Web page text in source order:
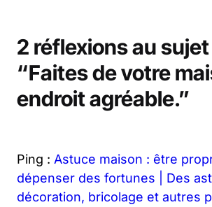
2 réflexions au
“Faites de votre
endroit agréable.”
Ping : Astuce maison : être
dépenser des fortunes | Des
décoration, bricolage et autres